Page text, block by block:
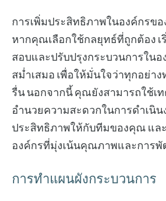
การเพิ่มประสิทธิภาพในองค์กรข
หากคุณเลือกใช้กลยุทธ์ที่ถูกต้อง เ
สอบและปรับปรุงกระบวนการใน
สม่ำเสมอ เพื่อให้มั่นใจว่าทุกอย่า
รื่น นอกจากนี้ คุณยังสามารถใช้เ
อำนวยความสะดวกในการดำเนิน
ประสิทธิภาพให้กับทีมของคุณ แล
องค์กรที่มุ่งเน้นคุณภาพและการพั
การทำแผนผังกระบวนการ